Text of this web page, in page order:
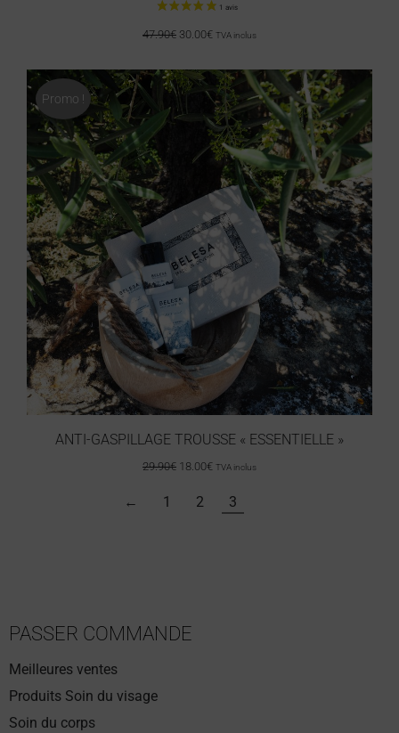
47.90€ 30.00€ TVA inclus
Promo !
ANTI-GASPILLAGE TROUSSE « ESSENTIELLE »
29.90€ 18.00€ TVA inclus
← 1 2 3
PASSER COMMANDE
Meilleures ventes
Produits Soin du visage
Soin du corps